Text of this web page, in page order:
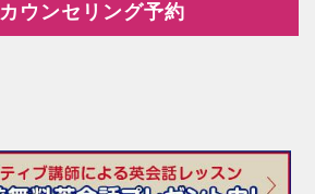
ウンセリング予約